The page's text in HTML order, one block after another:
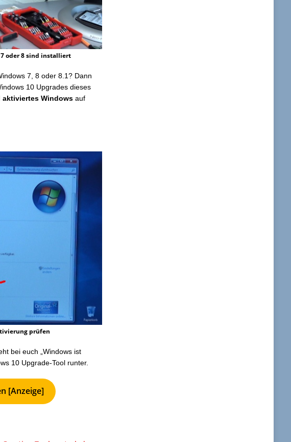
oder 8 sind installiert
7, 8 oder 8.1? Dann
10 Upgrades dieses
Windows auf
prüfen
bei euch „Windows ist
10 Upgrade-Tool runter.
[Anzeige]